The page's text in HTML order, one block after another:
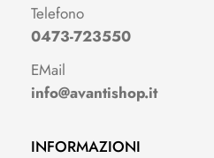
Telefono
0473-723550
EMail
info@avantishop.it
INFORMAZIONI